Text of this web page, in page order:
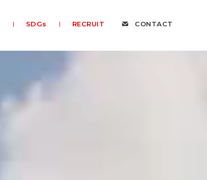
SDGs RECRUIT CONTACT